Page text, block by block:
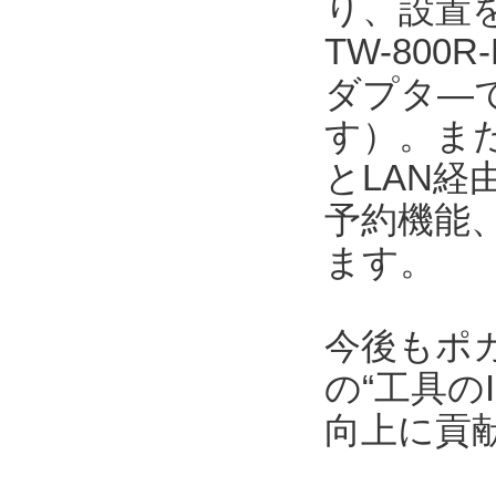
り、設置
TW-
ダプタ―
す）。ま
とLAN経
予約機能
ます。
今後もポ
の“工具
向上に貢